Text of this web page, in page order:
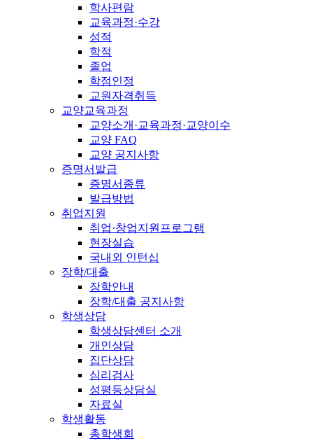
학사편람
교육과정·수강
성적
학적
졸업
학점인정
교원자격취득
교양교육과정
교양소개·교육과정·교양이수
교양 FAQ
교양 공지사항
증명서발급
증명서종류
발급방법
취업지원
취업·창업지원프로그램
현장실습
국내외 인턴십
장학/대출
장학안내
장학/대출 공지사항
학생상담
학생상담센터 소개
개인상담
집단상담
심리검사
성평등상담실
자료실
학생활동
총학생회